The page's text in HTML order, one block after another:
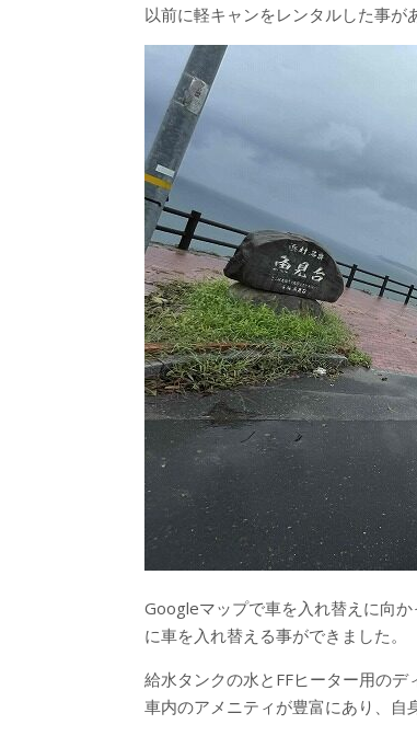
以前に軽キャンをレンタルした事が
Googleマップで車を入れ替えに向
に車を入れ替える事ができました。
給水タンクの水とFFヒーター用のデ
車内のアメニティが豊富にあり、自